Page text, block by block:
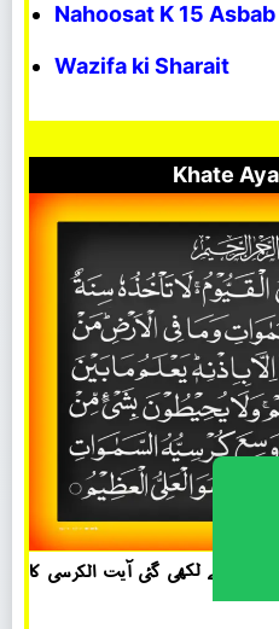
Nahoosat K 15 Asbab
Wazifa ki Sharait
Khate
ہاتھ سے لکھی گئی آیت الکرسی کا